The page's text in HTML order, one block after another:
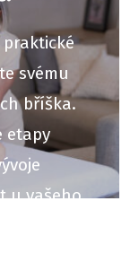
svému
bříška.
etapy
u vašeho